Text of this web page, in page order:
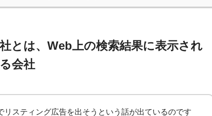
とは、Web上の検索結果に表示され
会社
リスティング広告を出そうという話が出ているのです